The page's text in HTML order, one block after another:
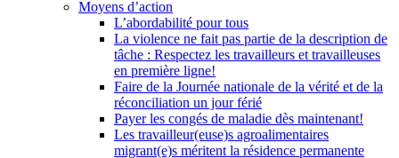
Moyens d’action
L’abordabilité pour tous
La violence ne fait pas partie de la description de
tâche : Respectez les travailleurs et travailleuses
en première ligne!
Faire de la Journée nationale de la vérité et de la
réconciliation un jour férié
Payer les congés de maladie dès maintenant!
Les travailleur(euse)s agroalimentaires
migrant(e)s méritent la résidence permanente